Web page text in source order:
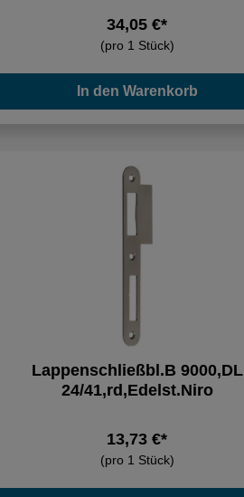
34,05 €*
(pro 1 Stück)
In den Warenkorb
Lappenschließbl.B 9000,DL
24/41,rd,Edelst.Niro
13,73 €*
(pro 1 Stück)